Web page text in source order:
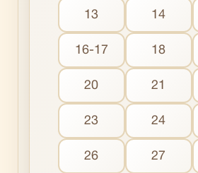
13 14
16-17 18
20 21
23 24
26 27